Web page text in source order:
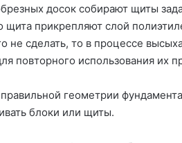
досок собирают щиты
щита прикрепляют слой
не сделать, то в процессе
повторного использования их
геометрии
блоки или щиты.